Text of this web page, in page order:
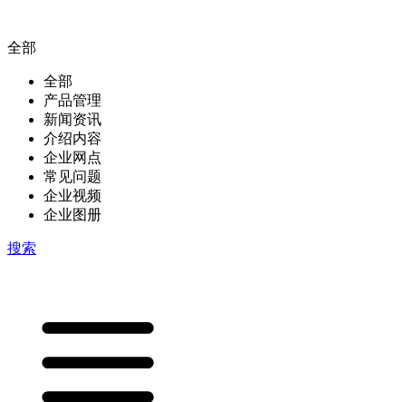
全部
全部
产品管理
新闻资讯
介绍内容
企业网点
常见问题
企业视频
企业图册
搜索